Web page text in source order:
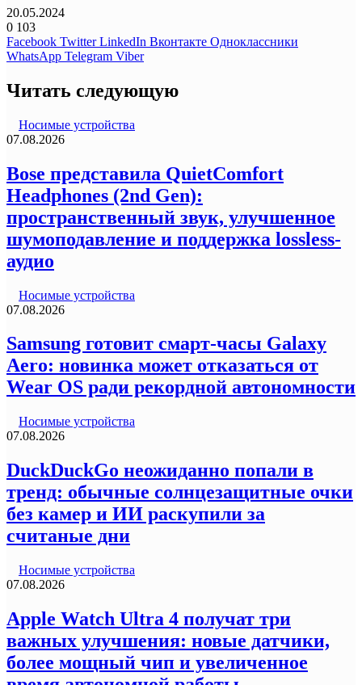
20.05.2024
0 103
Facebook Twitter LinkedIn Вконтакте Одноклассники
WhatsApp Telegram Viber
Читать следующую
Носимые устройства
07.08.2026
Bose представила QuietComfort
Headphones (2nd Gen):
пространственный звук, улучшенное
шумоподавление и поддержка lossless-
аудио
Носимые устройства
07.08.2026
Samsung готовит смарт-часы Galaxy
Aero: новинка может отказаться от
Wear OS ради рекордной автономности
Носимые устройства
07.08.2026
DuckDuckGo неожиданно попали в
тренд: обычные солнцезащитные очки
без камер и ИИ раскупили за
считаные дни
Носимые устройства
07.08.2026
Apple Watch Ultra 4 получат три
важных улучшения: новые датчики,
более мощный чип и увеличенное